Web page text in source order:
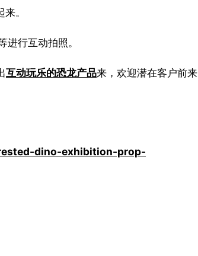
。
行互动拍照。
互动玩乐的恐龙产品来，欢迎潜在客户前来
dino-exhibition-prop-